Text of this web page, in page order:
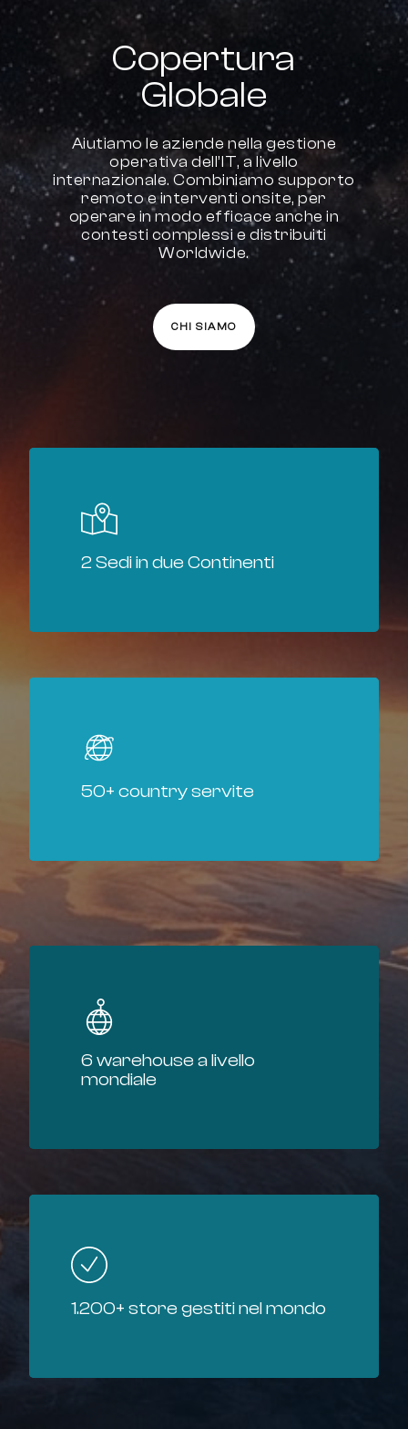
Copertura
Globale
Aiutiamo le aziende nella gestione
operativa dell’IT, a livello
internazionale. Combiniamo supporto
remoto e interventi onsite, per
operare in modo efficace anche in
contesti complessi e distribuiti
Worldwide.
CHI SIAMO
2 Sedi in due Continenti
50+ country servite
6 warehouse a livello
mondiale
1.200+ store gestiti nel mondo